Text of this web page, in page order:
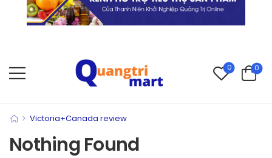
0 0
> Victoria+Canada review
Nothing Found